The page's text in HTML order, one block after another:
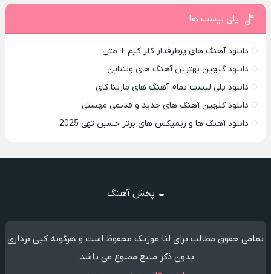
پلی لیست ها
دانلود آهنگ های پرطرفدار کلر کیم + متن
دانلود گلچین بهترین آهنگ های ولنتاین
دانلود پلی لیست تمام آهنگ های مارینا کای
دانلود گلچین آهنگ های جدید و قدیمی مهستی
دانلود آهنگ ها و ریمیکس های برتر حسین تهی 2025
پخش آهنگ
تمامی حقوق مطالب برای لنا موزیک محفوظ است و هرگونه کپی برداری
بدون ذکر منبع ممنوع می باشد.